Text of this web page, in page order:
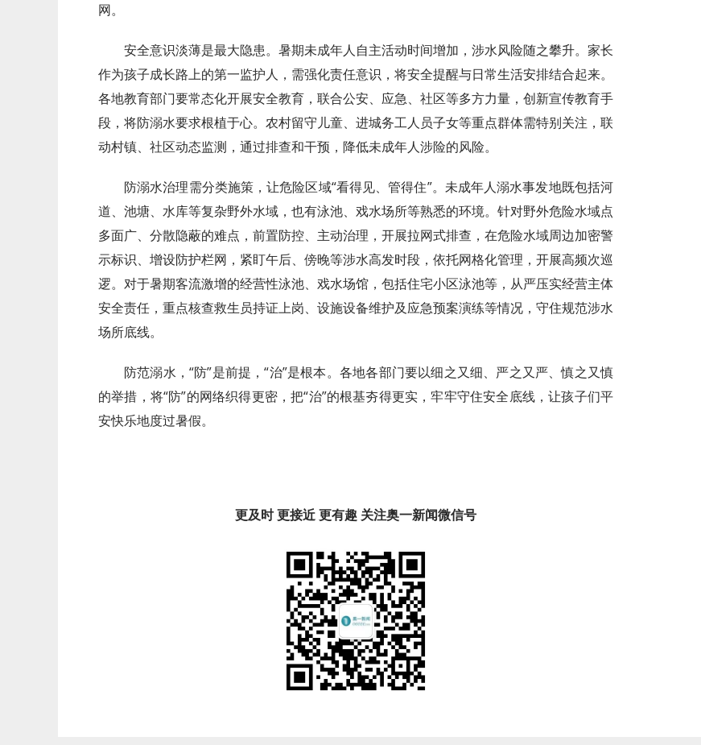
网。
安全意识淡薄是最大隐患。暑期未成年人自主活动时间增加，涉水风险随之攀升。家长
作为孩子成长路上的第一监护人，需强化责任意识，将安全提醒与日常生活安排结合起来。
各地教育部门要常态化开展安全教育，联合公安、应急、社区等多方力量，创新宣传教育手
段，将防溺水要求根植于心。农村留守儿童、进城务工人员子女等重点群体需特别关注，联
动村镇、社区动态监测，通过排查和干预，降低未成年人涉险的风险。
防溺水治理需分类施策，让危险区域“看得见、管得住”。未成年人溺水事发地既包括河
道、池塘、水库等复杂野外水域，也有泳池、戏水场所等熟悉的环境。针对野外危险水域点
多面广、分散隐蔽的难点，前置防控、主动治理，开展拉网式排查，在危险水域周边加密警
示标识、增设防护栏网，紧盯午后、傍晚等涉水高发时段，依托网格化管理，开展高频次巡
逻。对于暑期客流激增的经营性泳池、戏水场馆，包括住宅小区泳池等，从严压实经营主体
安全责任，重点核查救生员持证上岗、设施设备维护及应急预案演练等情况，守住规范涉水
场所底线。
防范溺水，“防”是前提，“治”是根本。各地各部门要以细之又细、严之又严、慎之又慎
的举措，将“防”的网络织得更密，把“治”的根基夯得更实，牢牢守住安全底线，让孩子们平
安快乐地度过暑假。
更及时 更接近 更有趣 关注奥一新闻微信号